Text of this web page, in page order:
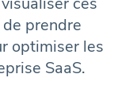
prendre
optimiser les
SaaS.